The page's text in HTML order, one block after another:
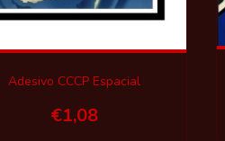
Adesivo CCCP Espacial
€1,08